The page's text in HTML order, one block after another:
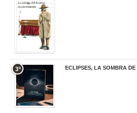
3º ECLIPSES, LA SOMBRA